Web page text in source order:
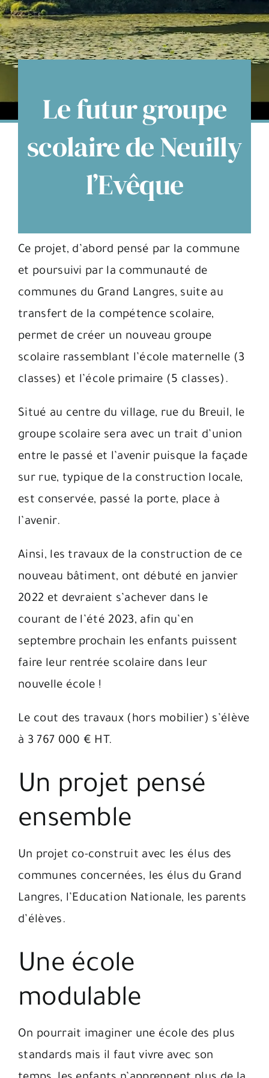
Espace citoyens
Le futur groupe
scolaire de Neuilly
l’Evêque
Ce projet, d’abord pensé par la commune
et poursuivi par la communauté de
communes du Grand Langres, suite au
transfert de la compétence scolaire,
permet de créer un nouveau groupe
scolaire rassemblant l’école maternelle (3
classes) et l’école primaire (5 classes).
Situé au centre du village, rue du Breuil, le
groupe scolaire sera avec un trait d’union
entre le passé et l’avenir puisque la façade
sur rue, typique de la construction locale,
est conservée, passé la porte, place à
l’avenir.
Ainsi, les travaux de la construction de ce
nouveau bâtiment, ont débuté en janvier
2022 et devraient s’achever dans le
courant de l’été 2023, afin qu’en
septembre prochain les enfants puissent
faire leur rentrée scolaire dans leur
nouvelle école !
Le cout des travaux (hors mobilier) s’élève
à 3 767 000 € HT.
Un projet pensé
ensemble
Un projet co-construit avec les élus des
communes concernées, les élus du Grand
Langres, l’Education Nationale, les parents
d’élèves.
Une école
modulable
On pourrait imaginer une école des plus
standards mais il faut vivre avec son